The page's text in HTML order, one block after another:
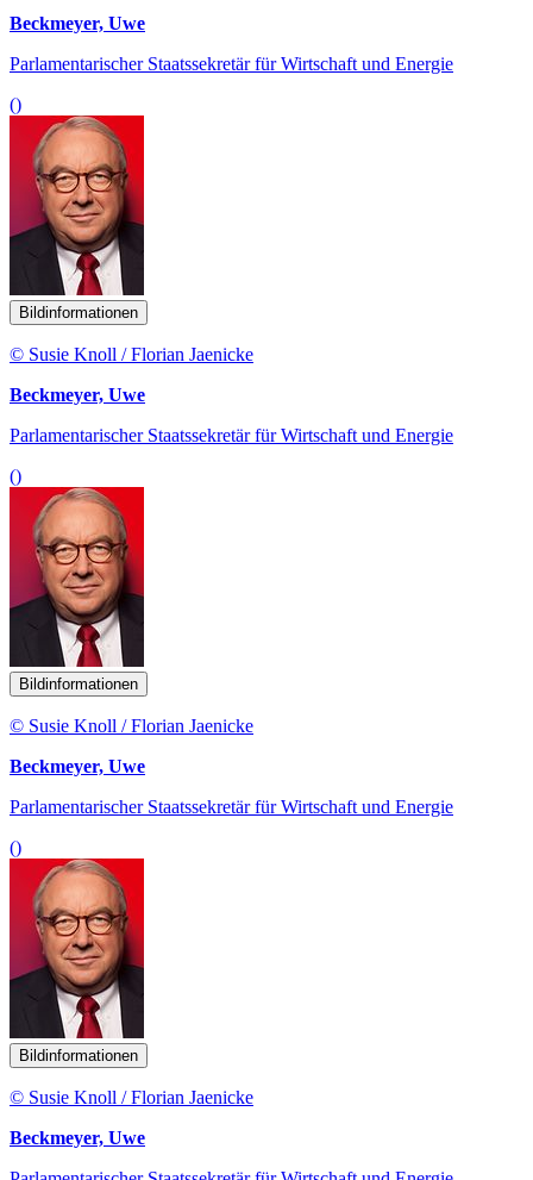
Beckmeyer, Uwe
Parlamentarischer Staatssekretär für Wirtschaft und Energie
()
Bildinformationen
© Susie Knoll / Florian Jaenicke
Beckmeyer, Uwe
Parlamentarischer Staatssekretär für Wirtschaft und Energie
()
Bildinformationen
© Susie Knoll / Florian Jaenicke
Beckmeyer, Uwe
Parlamentarischer Staatssekretär für Wirtschaft und Energie
()
Bildinformationen
© Susie Knoll / Florian Jaenicke
Beckmeyer, Uwe